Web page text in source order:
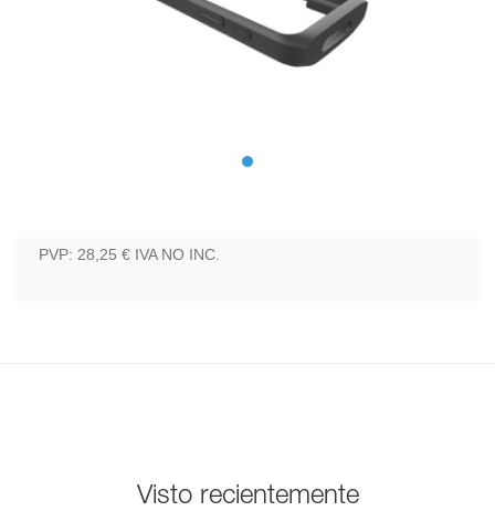
PVP: 28,25 € IVA NO INC.
Visto recientemente